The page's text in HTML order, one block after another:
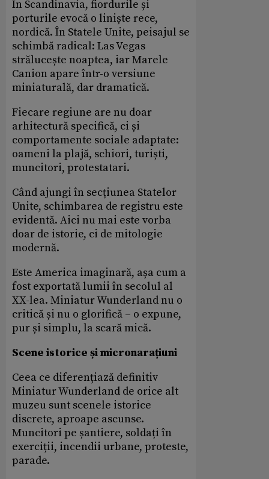
În Scandinavia, fiordurile și
porturile evocă o liniște rece,
nordică. În Statele Unite, peisajul se
schimbă radical: Las Vegas
strălucește noaptea, iar Marele
Canion apare într-o versiune
miniaturală, dar dramatică.
Fiecare regiune are nu doar
arhitectură specifică, ci și
comportamente sociale adaptate:
oameni la plajă, schiori, turiști,
muncitori, protestatari.
Când ajungi în secțiunea Statelor
Unite, schimbarea de registru este
evidentă. Aici nu mai este vorba
doar de istorie, ci de mitologie
modernă.
Este America imaginară, așa cum a
fost exportată lumii în secolul al
XX-lea. Miniatur Wunderland nu o
critică și nu o glorifică – o expune,
pur și simplu, la scară mică.
Scene istorice și micronarațiuni
Ceea ce diferențiază definitiv
Miniatur Wunderland de orice alt
muzeu sunt scenele istorice
discrete, aproape ascunse.
Muncitori pe șantiere, soldați în
exerciții, incendii urbane, proteste,
parade.